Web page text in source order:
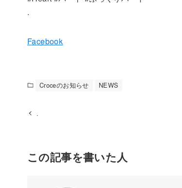
.
Facebook
Croceのお知らせ NEWS
.
この記事を書いた人